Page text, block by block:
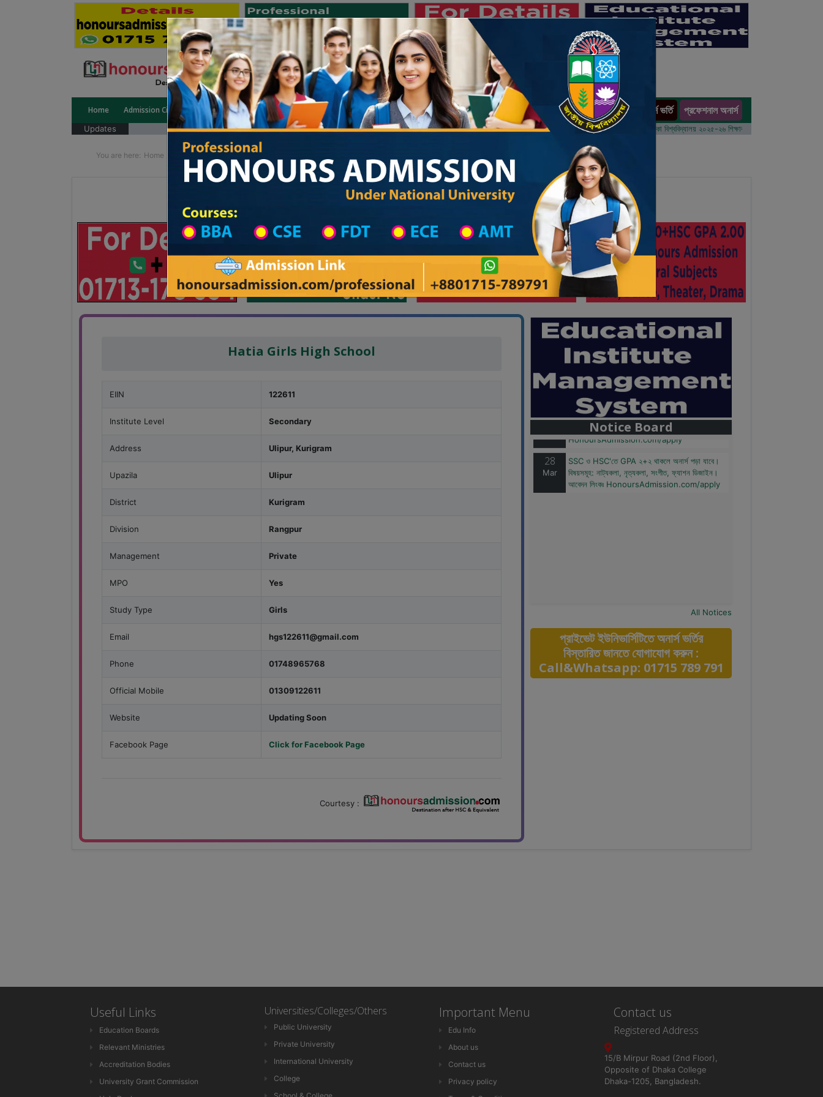
Home Admission Circular Public University Private University International University University College Results অনার্স ভর্তি প্রফেশনাল অনার্স
Updates জাতীয় বিশ্ববিদ্যালয় ২০২৫-২৬ শিক্ষাবর্ষের ১ম বর্ষের ভর্তি আবেদন বিজ্ঞপ্তি ঢাকা বিশ্ববিদ্যালয় ২০২৫-২৬ শিক্ষাবর্ষে আন্ডারগ্র্যাজুয়েট প্রোগ্রামে
You are here: Home School Category High School in Kurigram Wise
Private University Admission
Hatia Girls High School
EIIN 122611
Institute Level Secondary
Address Ulipur, Kurigram
Upazila Ulipur
District Kurigram
Division Rangpur
Management Private
MPO Yes
Study Type Girls
Email hgs122611@gmail.com
Phone 01748965768
Official Mobile 01309122611
Website Updating Soon
Facebook Page Click for Facebook Page
Courtesy :
Notice Board
বাজেটের মধ্যে প্রাইভেট ইউনিভার্সিটিতে অনার্স পড়ার সুযোগ।
২০টির অধিক বিষয়, ৪ বছরে মোট খরচ ২ লক্ষ থেকে ৫ লক্ষ
টাকা। আবেদন লিংকঃ
HonoursAdmission.com/apply
28
Mar
বিষয়সমূহ: নাট্যকলা, নৃত্যকলা, সংগীত, ফ্যাশন ডিজাইন।
আবেদন লিংকঃ HonoursAdmission.com/apply
All Notices
প্রাইভেট ইউনিভার্সিটিতে অনার্স ভর্তির
বিস্তারিত জানতে যোগাযোগ করুন :
Call&Whatsapp: 01715 789 791
Useful Links
Education Boards
Relevant Ministries
Accreditation Bodies
University Grant Commission
Universities/Colleges/Others
Public University
Private University
International University
College
Important Menu
Edu Info
About us
Contact us
Privacy policy
Contact us
Registered Address
15/B Mirpur Road (2nd Floor),
Opposite of Dhaka College
Dhaka-1205, Bangladesh.